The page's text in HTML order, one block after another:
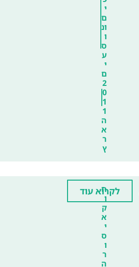
י
ם
ונ
ו
ס
ע
י
ם
2
0
1
1
ה
א
ר
ץ
ח
ו
ק
א
י
ס
ו
ר
ה
לקרוא עוד